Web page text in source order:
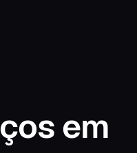
em